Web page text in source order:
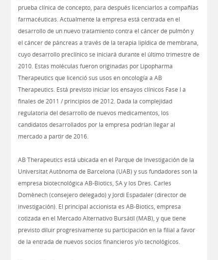
prueba clínica de concepto, para después licenciarlos a compañías
farmacéuticas. Actualmente la empresa está centrada en el
desarrollo de un nuevo tratamiento contra el cáncer de pulmón y
el cáncer de páncreas a través de la terapia lipídica de membrana,
cuyo desarrollo preclínico se iniciará durante el último trimestre de
2010. Estas moléculas fueron originadas por Lipopharma
Therapeutics que licenció sus usos en oncología a AB
Therapeutics. Está previsto iniciar los ensayos clínicos Fase I a
finales de 2011 / principios de 2012. Dada la complejidad
regulatoria del desarrollo de nuevos medicamentos, los
candidatos desarrollados por la empresa podrían llegar al
mercado a partir de 2016.
AB Therapeutics está ubicada en el Parque de Investigación de la
Universitat Autònoma de Barcelona (UAB) y sus fundadores son la
empresa biotecnológica AB-Biotics, SA y los Dres. Carles
Domènech (consejero delegado) y Jordi Espadaler (director de
investigación). El principal accionista es AB-Biotics, empresa
cotizada en el Mercado Alternativo Bursátil (MAB), y que tiene
previsto diluir progresivamente su participación en la filial a favor
de la entrada de nuevos socios financieros y/o tecnológicos.